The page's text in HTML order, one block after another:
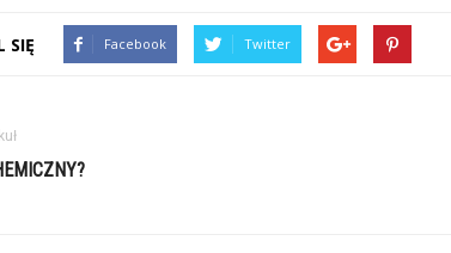
SIĘ Facebook Twitter